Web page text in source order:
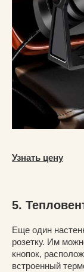
Узнать цену
5.
Еще один
розетку. Им
кнопок,
встроенный